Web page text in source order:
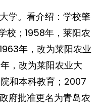
学。看介绍：学校肇
校；1958年，莱阳农
年，改为莱阳农业
，改为莱阳农业大
和本科教育；2007
府批准更名为青岛农